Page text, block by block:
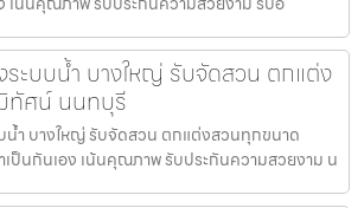
ะบบน้ำ บางใหญ่ รับจัดสวน ตกแต่ง
ทัศน์ นนทบุรี
น้ำ บางใหญ่ รับจัดสวน ตกแต่งสวนทุกขนาด
ป็นกันเอง เน้นคุณภาพ รับประกันความสวยงาม น